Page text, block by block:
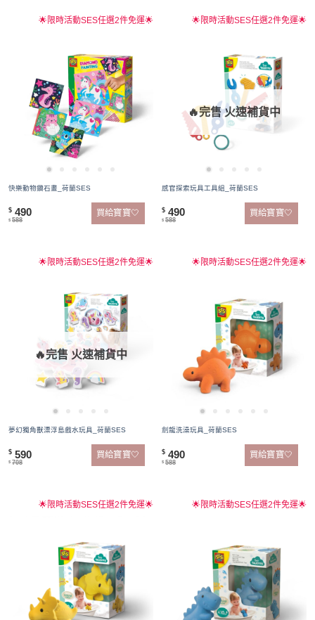
🌟限時活動SES任選2件免運🌟
快樂動物鑽石畫_荷蘭SES
$ 490
$ 588
買給寶寶🤍
🌟限時活動SES任選2件免運🌟
🔥完售 火速補貨中
感官探索玩具工具組_荷蘭SES
$ 490
$ 588
買給寶寶🤍
🌟限時活動SES任選2件免運🌟
🔥完售 火速補貨中
夢幻獨角獸漂浮島戲水玩具_荷蘭SES
$ 590
$ 708
買給寶寶🤍
🌟限時活動SES任選2件免運🌟
劍龍洗澡玩具_荷蘭SES
$ 490
$ 588
買給寶寶🤍
🌟限時活動SES任選2件免運🌟 🌟限時活動SES任選2件免運🌟